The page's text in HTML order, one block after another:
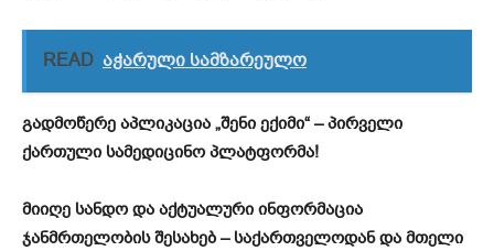
READ აჭარული სამზარეულო
გადმოწერე აპლიკაცია „შენი ექიმი“ – პირველი
ქართული სამედიცინო პლატფორმა!
მიიღე სანდო და აქტუალური ინფორმაცია
ჯანმრთელობის შესახებ – საქართველოდან და მთელი